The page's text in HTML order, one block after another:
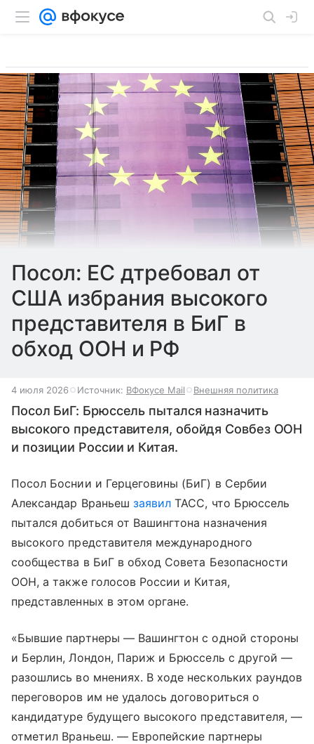
Посол: ЕС дтребовал от
США избрания высокого
представителя в БиГ в
обход ООН и РФ
4 июля 2026 Источник: ВФокусе Mail Внешняя политика
Посол БиГ: Брюссель пытался назначить
высокого представителя, обойдя Совбез ООН
и позиции России и Китая.
Посол Боснии и Герцеговины (БиГ) в Сербии
Александар Враньеш заявил ТАСС, что Брюссель
пытался добиться от Вашингтона назначения
высокого представителя международного
сообщества в БиГ в обход Совета Безопасности
ООН, а также голосов России и Китая,
представленных в этом органе.
«Бывшие партнеры — Вашингтон с одной стороны
и Берлин, Лондон, Париж и Брюссель с другой —
разошлись во мнениях. В ходе нескольких раундов
переговоров им не удалось договориться о
кандидатуре будущего высокого представителя, —
отметил Враньеш. — Европейские партнеры